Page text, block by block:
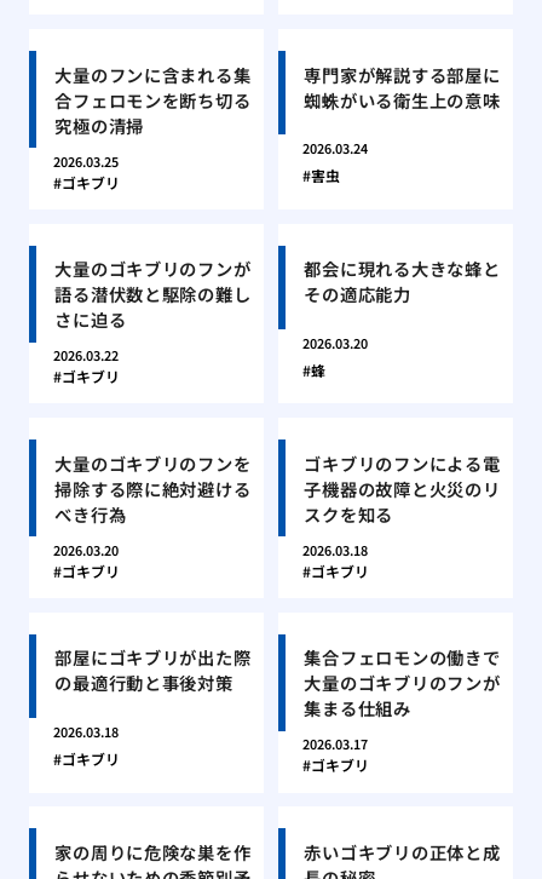
大量のフンに含まれる集
合フェロモンを断ち切る
究極の清掃
2026.03.25
ゴキブリ
専門家が解説する部屋に
蜘蛛がいる衛生上の意味
2026.03.24
害虫
大量のゴキブリのフンが
語る潜伏数と駆除の難し
さに迫る
2026.03.22
ゴキブリ
都会に現れる大きな蜂と
その適応能力
2026.03.20
蜂
大量のゴキブリのフンを
掃除する際に絶対避ける
べき行為
2026.03.20
ゴキブリ
ゴキブリのフンによる電
子機器の故障と火災のリ
スクを知る
2026.03.18
ゴキブリ
部屋にゴキブリが出た際
の最適行動と事後対策
2026.03.18
ゴキブリ
集合フェロモンの働きで
大量のゴキブリのフンが
集まる仕組み
2026.03.17
ゴキブリ
家の周りに危険な巣を作
赤いゴキブリの正体と成